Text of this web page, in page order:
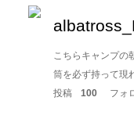
こちらキャンプの
筒を必ず持って現
投稿
100 フォ